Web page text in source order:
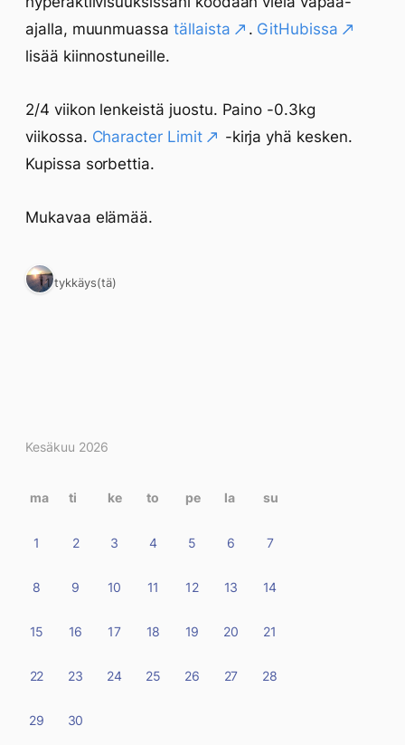
ajalla, muunmuassatällaista . GitHubissa
lisää kiinnostuneille.
2/4 viikon lenkeistä juostu. Paino -0.3kg
viikossa. Character Limit
-kirja yhä kesken.
Kupissa sorbettia.
Mukavaa elämää.
1 tykkäys(tä)
Kirjoitukset
Kesäkuu 2026
ma ti ke to pe la su
1 2 3 4 5 6 7
8 9 10 11 12 13 14
15 16 17 18 19 20 21
22 23 24 25 26 27 28
29 30